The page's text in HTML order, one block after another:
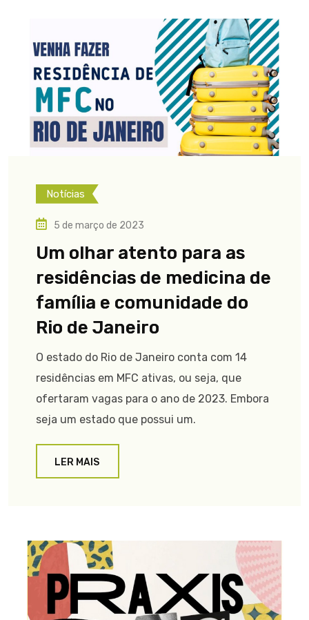
Notícias
5 de março de 2023
Um olhar atento para as
residências de medicina de
família e comunidade do
Rio de Janeiro
O estado do Rio de Janeiro conta com 14
residências em MFC ativas, ou seja, que
ofertaram vagas para o ano de 2023. Embora
seja um estado que possui um.
LER MAIS